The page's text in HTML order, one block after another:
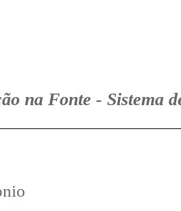
na Fonte - Sistema